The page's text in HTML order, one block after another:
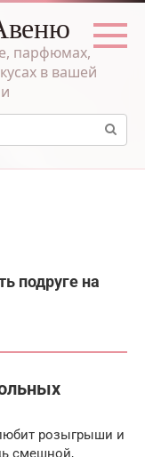
парфюмах,
в вашей
подруге на
розыгрыши и
смешной,